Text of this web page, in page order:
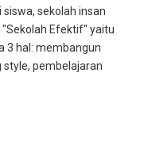
sekolah insan
Efektif" yaitu
3 hal: membangun
style, pembelajaran